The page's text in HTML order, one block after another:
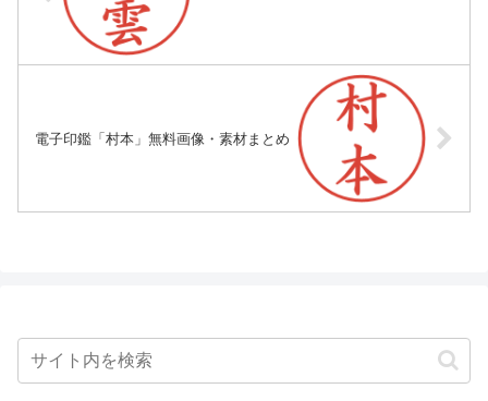
電子印鑑「村本」無料画像・素材まとめ